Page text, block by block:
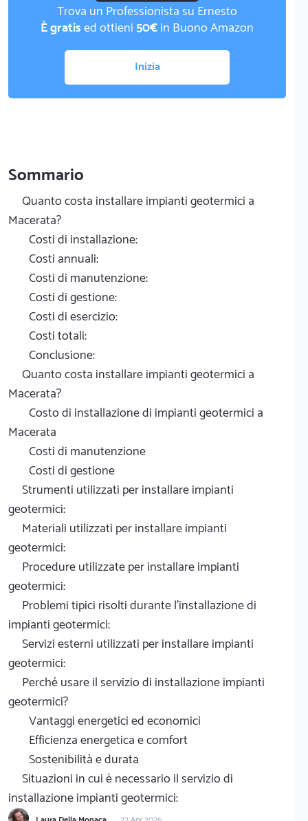
Trova un Professionista su Ernesto
È gratised ottieni50€in Buono Amazon
Inizia
Sommario
Quanto costa installare impianti geotermici a
Macerata?
Costi di installazione:
Costi annuali:
Costi di manutenzione:
Costi di gestione:
Costi di esercizio:
Costi totali:
Conclusione:
Quanto costa installare impianti geotermici a
Macerata?
Costo di installazione di impianti geotermici a
Macerata
Costi di manutenzione
Costi di gestione
Strumenti utilizzati per installare impianti
geotermici:
Materiali utilizzati per installare impianti
geotermici:
Procedure utilizzate per installare impianti
geotermici:
Problemi tipici risolti durante l'installazione di
impianti geotermici:
Servizi esterni utilizzati per installare impianti
geotermici:
Perché usare il servizio di installazione impianti
geotermici?
Vantaggi energetici ed economici
Efficienza energetica e comfort
Sostenibilità e durata
Situazioni in cui è necessario il servizio di
installazione impianti geotermici: